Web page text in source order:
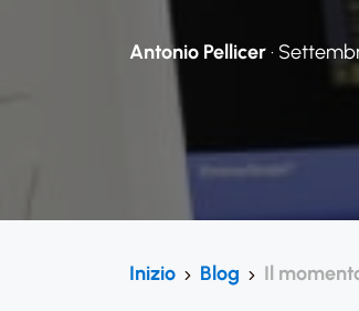
Antonio Pellicer·
Inizio Blog Il